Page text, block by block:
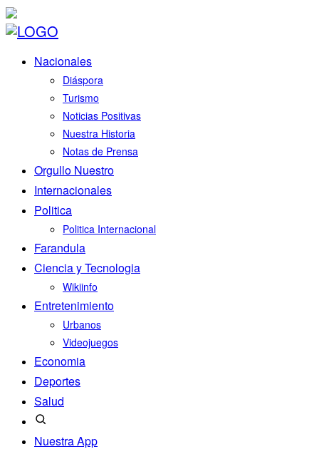
Nacionales
Diáspora
Turismo
Noticias Positivas
Nuestra Historia
Notas de Prensa
Orgullo Nuestro
Internacionales
Politica
Politica Internacional
Farandula
Ciencia y Tecnologia
Wikiinfo
Entretenimiento
Urbanos
Videojuegos
Economia
Deportes
Salud
Nuestra App